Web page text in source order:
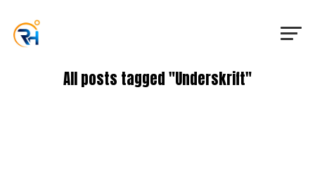
All posts tagged "Underskrift"